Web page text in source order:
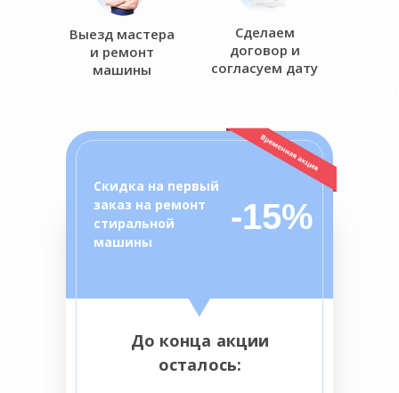
До конца акции
осталось:
Скидка на первый
заказ на ремонт
стиральной
машины
-15%
Выезд мастера
и ремонт
машины
Сделаем
договор и
согласуем дату